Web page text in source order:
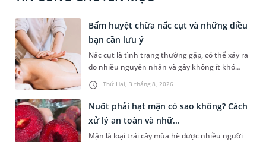
Thứ Hai, 3 tháng 8, 2026
Bấm huyệt chữa nấc cụt và những điều
bạn cần lưu ý
Nấc cụt là tình trạng thường gặp, có thể xảy ra
do nhiều nguyên nhân và gây không ít khó
chịu. Bấm huyệt chữa nấc cụt là một trong
những phương pháp được nhiều người tìm
hiểu để hỗ trợ tình trạng này. Mời bạn cùng
tìm hiểu sâu hơn về phương pháp chữa nấc cụt
này trong bài viết dưới đây.
Nuốt phải hạt mận có sao không? Cách
xử lý an toàn và nhữ...
Mận là loại trái cây mùa hè được nhiều người